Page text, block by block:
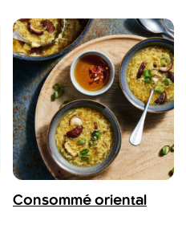
Consommé oriental